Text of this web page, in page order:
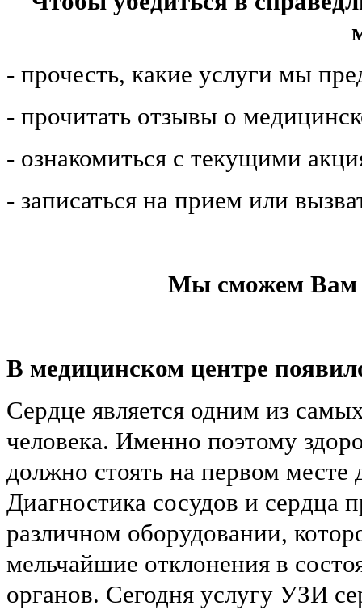
- прочесть, какие услуги мы
- прочитать отзывы о
- ознакомиться с текущими
- записаться на прием или
Мы сможем Вам
В медицинском центре
Сердце является одним из
человека. Именно поэтому
должно стоять на первом месте
Диагностика сосудов и сердца
различном оборудовании,
мельчайшие отклонения в
органов. Сегодня услугу УЗИ